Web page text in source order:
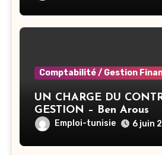
Comptabilité / Gestion
UN CHARGE DU
GESTION – Ben Arous
Emploi-tunisie 6 juin